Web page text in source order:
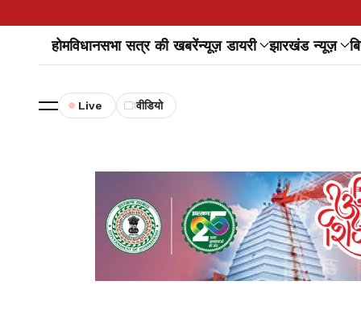
होमविधानसभा सत्र की खबरेंन्यूज़ डायरी झारखंड न्यूज़
Live वीडियो